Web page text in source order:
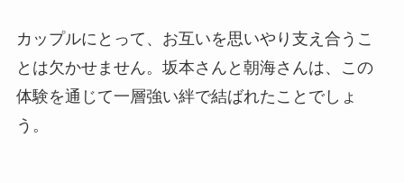
カップルにとって、お互いを思いやり支え合うこ
とは欠かせません。坂本さんと朝海さんは、この
体験を通じて一層強い絆で結ばれたことでしょ
う。